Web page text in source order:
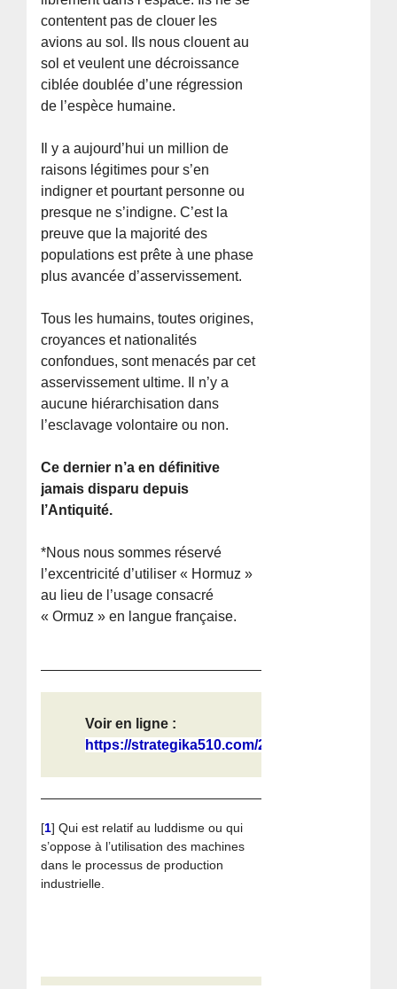
contentent pas de clouer les
avions au sol. Ils nous clouent au
sol et veulent une décroissance
ciblée doublée d’une régression
de l’espèce humaine.
Il y a aujourd’hui un million de
raisons légitimes pour s’en
indigner et pourtant personne ou
presque ne s’indigne. C’est la
preuve que la majorité des
populations est prête à une phase
plus avancée d’asservissement.
Tous les humains, toutes origines,
croyances et nationalités
confondues, sont menacés par cet
asservissement ultime. Il n’y a
aucune hiérarchisation dans
l’esclavage volontaire ou non.
Ce dernier n’a en définitive
jamais disparu depuis
l’Antiquité.
*Nous nous sommes réservé
l’excentricité d’utiliser « Hormuz »
au lieu de l’usage consacré
« Ormuz » en langue française.
Voir en ligne :
https://strategika510.com/2026/05/0...
[1]Qui est relatif au luddisme ou qui
s’oppose à l’utilisation des machines
dans le processus de production
industrielle.